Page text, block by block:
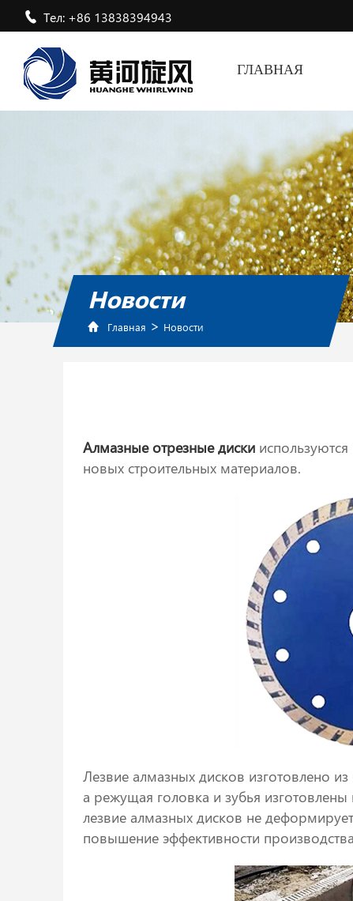
Тел: +86 13838394943
ГЛАВНАЯ
Новости
Главная > Новости
Алмазные отрезные диски
новых строительных материалов.
Лезвие алмазных дисков изготовлено
а режущая головка и зубья
лезвие алмазных дисков не
повышение эффективности